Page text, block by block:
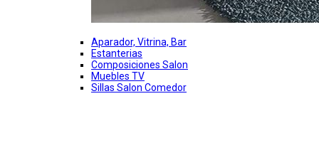
Aparador, Vitrina, Bar
Estanterias
Composiciones Salon
Muebles TV
Sillas Salon Comedor